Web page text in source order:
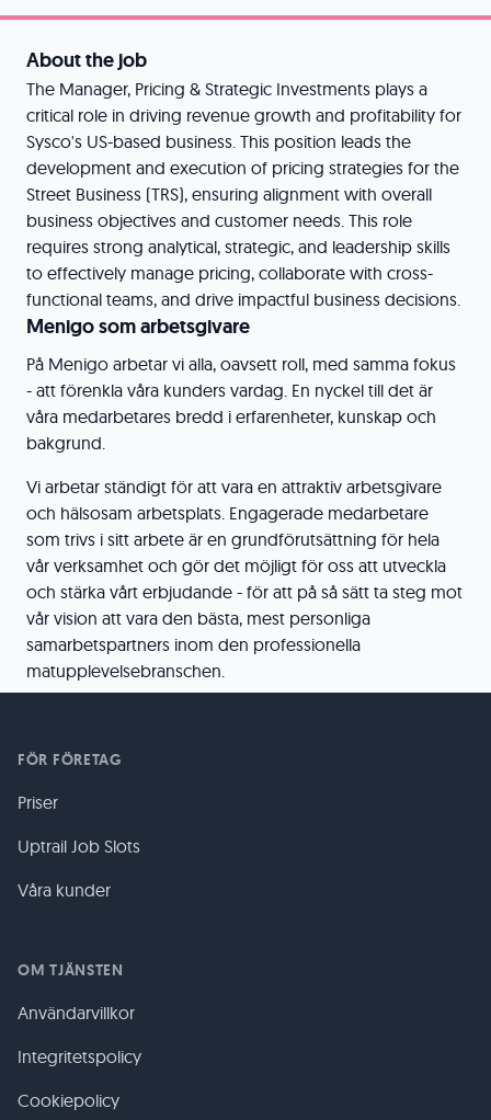
About the job
The Manager, Pricing & Strategic Investments plays a
critical role in driving revenue growth and profitability for
Sysco's US-based business. This position leads the
development and execution of pricing strategies for the
Street Business (TRS), ensuring alignment with overall
business objectives and customer needs. This role
requires strong analytical, strategic, and leadership skills
to effectively manage pricing, collaborate with cross-
functional teams, and drive impactful business decisions.
Menigo som arbetsgivare
På Menigo arbetar vi alla, oavsett roll, med samma fokus
- att förenkla våra kunders vardag. En nyckel till det är
våra medarbetares bredd i erfarenheter, kunskap och
bakgrund.
Vi arbetar ständigt för att vara en attraktiv arbetsgivare
och hälsosam arbetsplats. Engagerade medarbetare
som trivs i sitt arbete är en grundförutsättning för hela
vår verksamhet och gör det möjligt för oss att utveckla
och stärka vårt erbjudande - för att på så sätt ta steg mot
vår vision att vara den bästa, mest personliga
samarbetspartners inom den professionella
matupplevelsebranschen.
FÖR FÖRETAG
Priser
Uptrail Job Slots
Våra kunder
OM TJÄNSTEN
Användarvillkor
Integritetspolicy
Cookiepolicy